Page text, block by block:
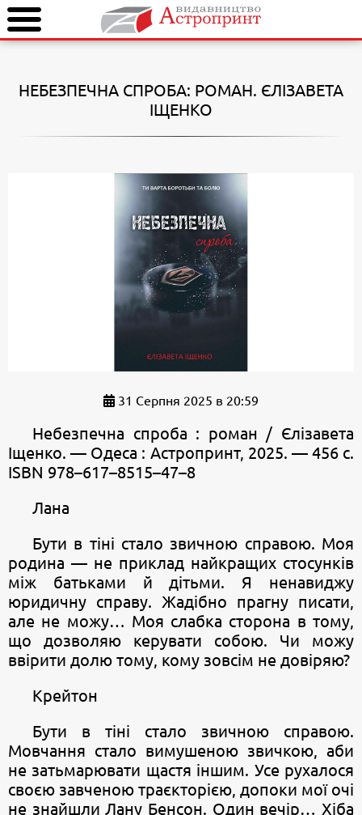
НЕБЕЗПЕЧНА СПРОБА: РОМАН. ЄЛІЗАВЕТА
ІЩЕНКО
31 Серпня 2025 в 20:59
Небезпечна спроба : роман / Єлізавета
Іщенко. — Одеса : Астропринт, 2025. — 456 с.
ISBN 978–617–8515–47–8
Лана
Бути в тіні стало звичною справою. Моя
родина — не приклад найкращих стосунків
між батьками й дітьми. Я ненавиджу
юридичну справу. Жадібно прагну писати,
але не можу… Моя слабка сторона в тому,
що дозволяю керувати собою. Чи можу
ввірити долю тому, кому зовсім не довіряю?
Крейтон
Бути в тіні стало звичною справою.
Мовчання стало вимушеною звичкою, аби
не затьмарювати щастя іншим. Усе рухалося
своєю завченою траєкторією, допоки мої очі
не знайшли Лану Бенсон. Один вечір… Хіба